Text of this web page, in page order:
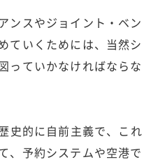
ンスやジョイント・ベン
ていくためには、当然シ
っていかなければならな
史的に自前主義で、これ
、予約システムや空港で